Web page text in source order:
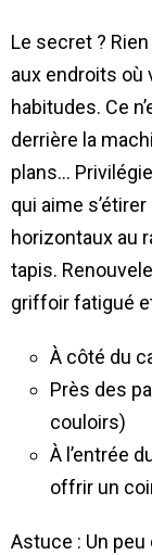
Le secret ?
aux endroits où
habitudes. Ce
derrière la
plans…
qui aime
horizontaux au
tapis.
griffoir fatigué
À côté du
Près des
couloirs)
À l’entrée
offrir un
Astuce : Un peu